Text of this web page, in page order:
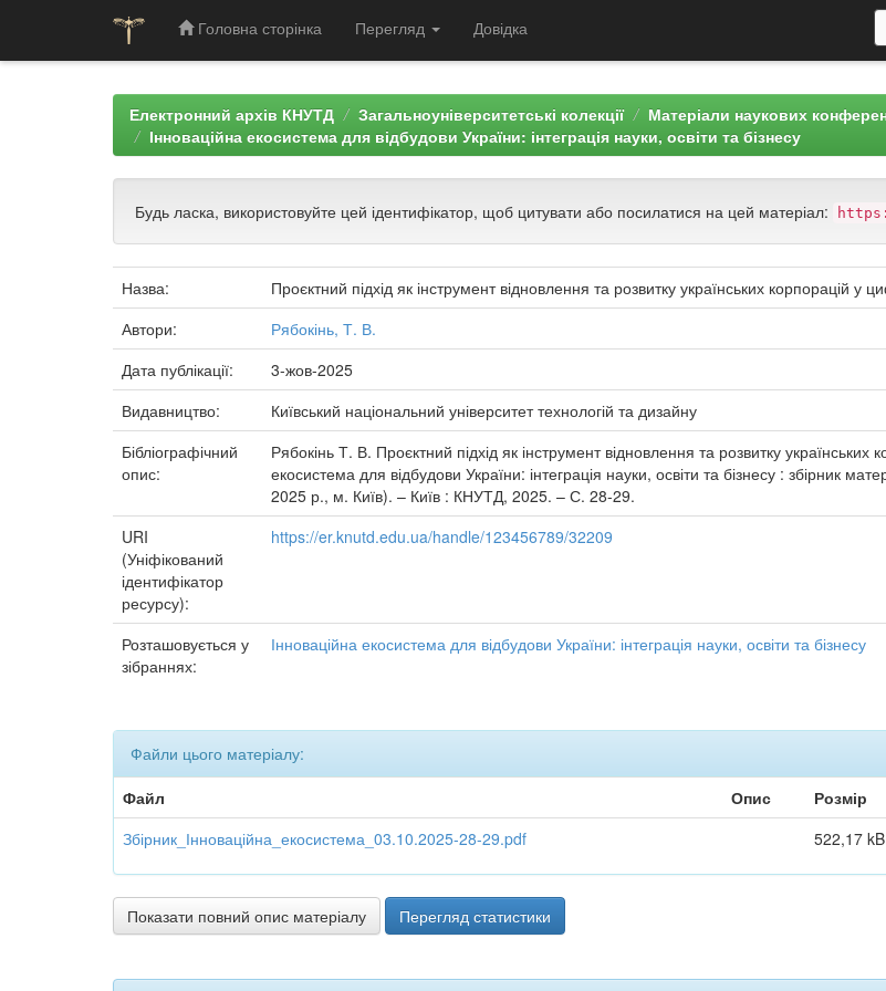
Головна сторінка Перегляд Довідка
Електронний архів КНУТД Загальноуніверситетські колекції Матеріали наукових
Інноваційна екосистема для відбудови України: інтеграція науки, освіти та бізнесу
Будь ласка, використовуйте цей ідентифікатор, щоб цитувати або посилатися на цей матеріал:
Назва:
Проєктний підхід як інструмент відновлення та розвитку українських корпорацій у
Автори:
Рябокінь, Т. В.
Дата публікації:
3-жов-2025
Видавництво:
Київський національний університет технологій та дизайну
Бібліографічний
опис:
Рябокінь Т. В. Проєктний підхід як інструмент відновлення та розвитку
екосистема для відбудови України: інтеграція науки, освіти та бізнесу : збірник
2025 р., м. Київ). – Київ : КНУТД, 2025. – С. 28-29.
URI
(Уніфікований
ідентифікатор
ресурсу):
https://er.knutd.edu.ua/handle/123456789/32209
Розташовується у
зібраннях:
Інноваційна екосистема для відбудови України: інтеграція науки, освіти та бізнесу
Файли цього матеріалу:
Файл
Опис Розмір
Збірник_Інноваційна_екосистема_03.10.2025-28-29.pdf
522,17 kB
Показати повний опис матеріалу Перегляд статистики